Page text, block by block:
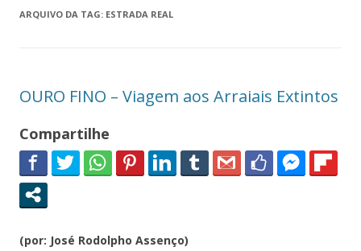
ARQUIVO DA TAG: ESTRADA REAL
OURO FINO – Viagem aos Arraiais Extintos
Compartilhe
(por: José Rodolpho Assenço)